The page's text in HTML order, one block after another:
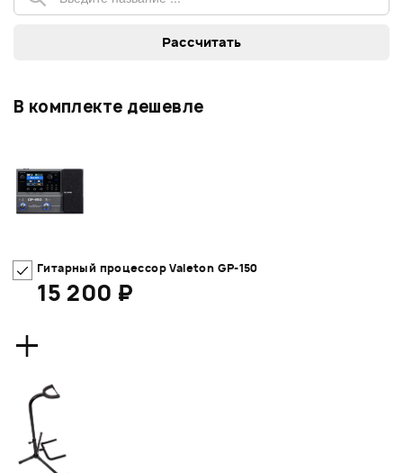
В комплекте дешевле
Гитарный процессор Valeton GP-150
15 200 ₽
+